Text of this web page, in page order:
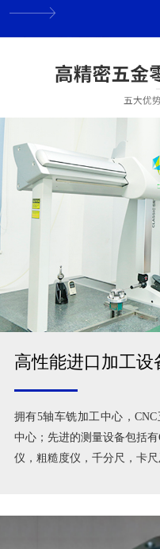
高性能进口加工设
拥有5轴车铣加工中心，
中心；先进的测量设备包括
仪，粗糙度仪，千分尺，卡尺